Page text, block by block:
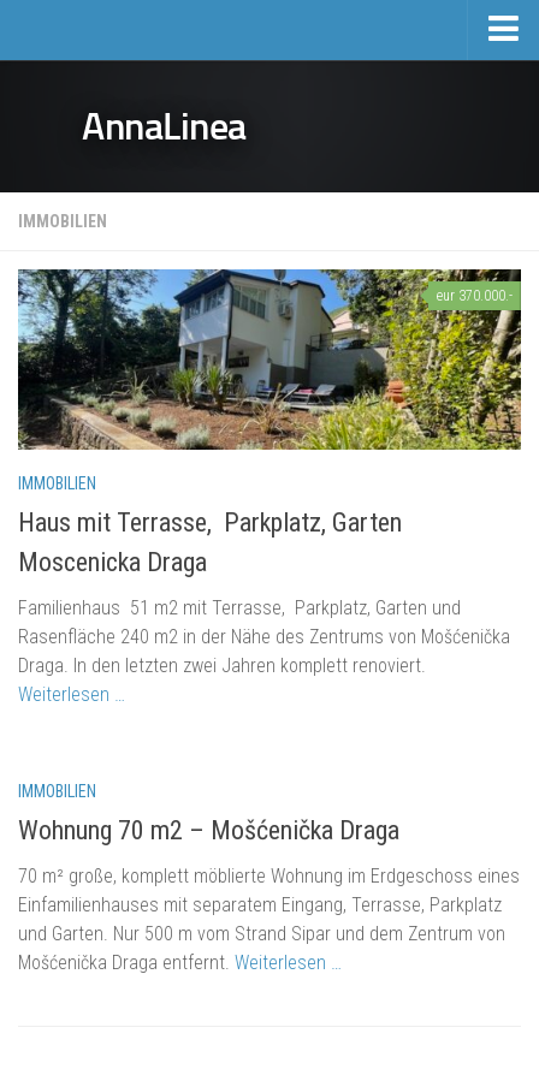
Tourismus
Hotels
Preisliste fuer Privatunterkunft
Immobilien
Aktivitäten und Veranstaltungen
Geschehen
Brseč
Kraj
Über uns…
AnnaLinea
IMMOBILIEN
eur 370.000.-
IMMOBILIEN
Haus mit Terrasse, Parkplatz, Garten
Moscenicka Draga
Familienhaus 51 m2 mit Terrasse, Parkplatz, Garten und
Rasenfläche 240 m2 in der Nähe des Zentrums von Mošćenička
Draga. In den letzten zwei Jahren komplett renoviert.
Weiterlesen …
IMMOBILIEN
Wohnung 70 m2 – Mošćenička Draga
70 m² große, komplett möblierte Wohnung im Erdgeschoss eines
Einfamilienhauses mit separatem Eingang, Terrasse, Parkplatz
und Garten. Nur 500 m vom Strand Sipar und dem Zentrum von
Mošćenička Draga entfernt. Weiterlesen …